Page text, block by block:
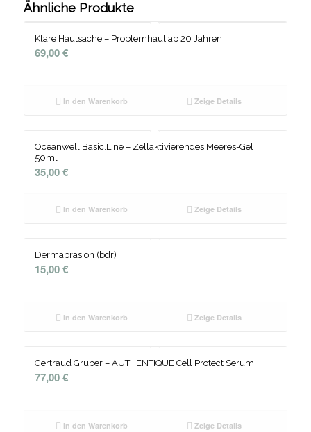
Ähnliche Produkte
Klare Hautsache – Problemhaut ab 20 Jahren
69,00€
In den Warenkorb Zeige Details
Oceanwell Basic.Line – Zellaktivierendes Meeres-Gel
50ml
35,00€
In den Warenkorb Zeige Details
Dermabrasion (bdr)
15,00€
In den Warenkorb Zeige Details
Gertraud Gruber – AUTHENTIQUE Cell Protect Serum
77,00€
In den Warenkorb Zeige Details